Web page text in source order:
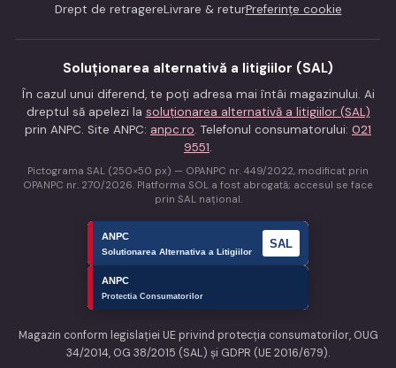
Drept de retragereLivrare & returPreferințe cookie
Soluționarea alternativă a litigiilor (SAL)
În cazul unui diferend, te poți adresa mai întâi magazinului. Ai
dreptul să apelezi la soluționarea alternativă a litigiilor (SAL)
prin ANPC. Site ANPC: anpc.ro. Telefonul consumatorului: 021
9551.
Pictograma SAL (250×50 px) — OPANPC nr. 449/2022, modificat prin
OPANPC nr. 270/2026. Platforma SOL a fost abrogată; accesul se face
prin SAL național.
Magazin conform legislației UE privind protecția consumatorilor, OUG
34/2014, OG 38/2015 (SAL) și GDPR (UE 2016/679).